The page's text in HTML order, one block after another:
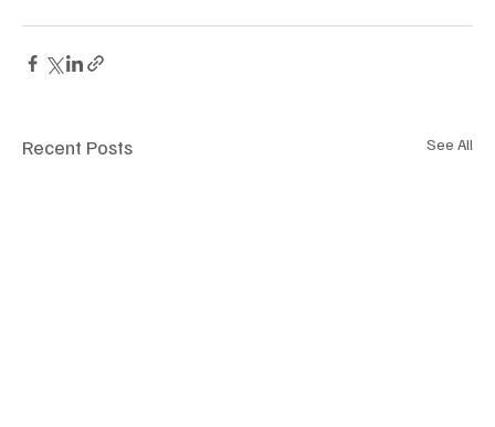
Recent Posts See All